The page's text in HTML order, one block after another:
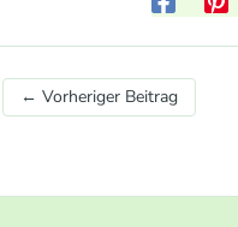
← Vorheriger Beitrag